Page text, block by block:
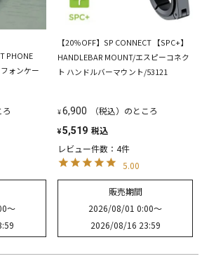
PHONE
ォンケー
ろ
〜
【20％OFF】SP CONNECT 【SPC+】
HANDLEBAR MOUNT/エスピーコネク
ト ハンドルバーマウント/53121
¥6,900 （税込）のところ
¥5,519 税込
レビュー件数：4件
5.00
販売期間
2026/08/01 0:00〜
2026/08/16 23:59